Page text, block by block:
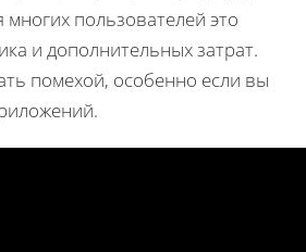
пользователей это
и дополнительных затрат.
помехой, особенно если вы